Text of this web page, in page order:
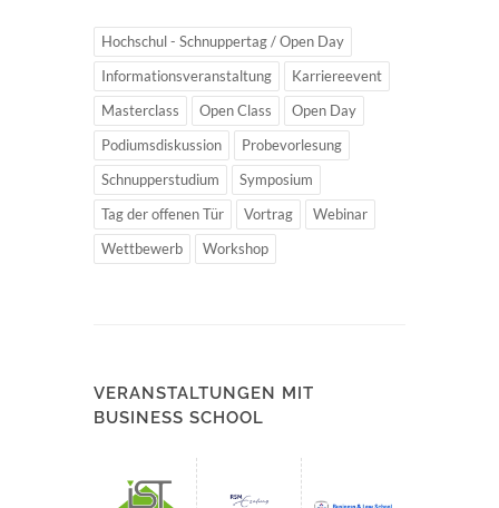
Hochschul - Schnuppertag / Open Day
Informationsveranstaltung
Karriereevent
Masterclass
Open Class
Open Day
Podiumsdiskussion
Probevorlesung
Schnupperstudium
Symposium
Tag der offenen Tür
Vortrag
Webinar
Wettbewerb
Workshop
VERANSTALTUNGEN MIT
BUSINESS SCHOOL